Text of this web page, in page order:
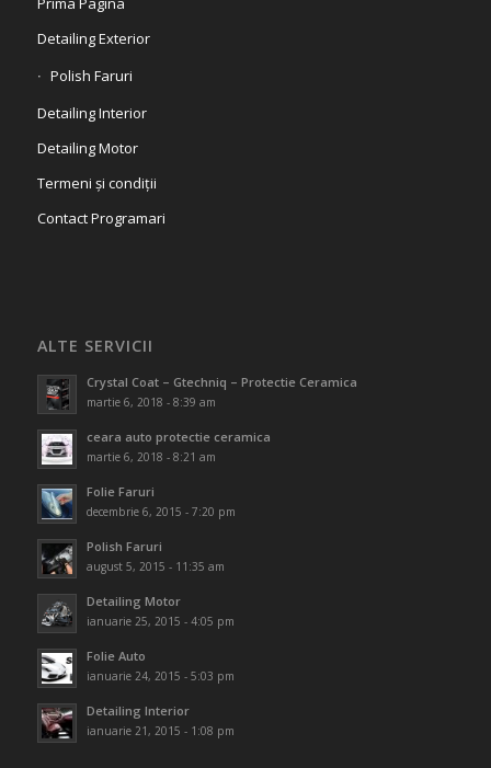
Detailing Exterior
Polish Faruri
Detailing Interior
Detailing Motor
Termeni și condiții
Contact Programari
ALTE SERVICII
Crystal Coat – Gtechniq – Protectie Ceramica
martie 6, 2018 - 8:39 am
ceara auto protectie ceramica
martie 6, 2018 - 8:21 am
Folie Faruri
decembrie 6, 2015 - 7:20 pm
Polish Faruri
august 5, 2015 - 11:35 am
Detailing Motor
ianuarie 25, 2015 - 4:05 pm
Folie Auto
ianuarie 24, 2015 - 5:03 pm
Detailing Interior
ianuarie 21, 2015 - 1:08 pm